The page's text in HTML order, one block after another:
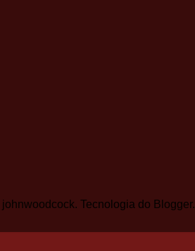
johnwoodcock. Tecnologia do Blogger.